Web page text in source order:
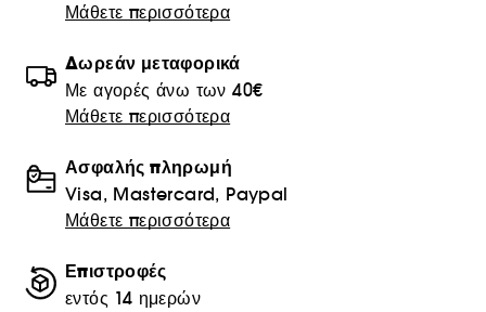
Μάθετε περισσότερα
Δωρεάν μεταφορικά
Με αγορές άνω των 40€
Μάθετε περισσότερα
Ασφαλής πληρωμή
Visa, Mastercard, Paypal
Μάθετε περισσότερα
Επιστροφές
εντός 14 ημερών